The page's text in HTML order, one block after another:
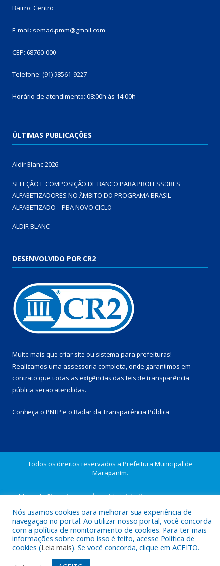
Bairro: Centro
E-mail: semad.pmm@gmail.com
CEP: 68760-000
Telefone: (91) 98561-9227
Horário de atendimento: 08:00h às 14:00h
ÚLTIMAS PUBLICAÇÕES
Aldir Blanc 2026
SELEÇÃO E COMPOSIÇÃO DE BANCO PARA PROFESSORES
ALFABETIZADORES NO ÂMBITO DO PROGRAMA BRASIL
ALFABETIZADO – PBA NOVO CICLO
ALDIR BLANC
DESENVOLVIDO POR CR2
Muito mais que criar site ou sistema para prefeituras!
Realizamos uma assessoria completa, onde garantimos em
contrato que todas as exigências das leis de transparência
pública serão atendidas.
Conheça o PNTP e o Radar da Transparência Pública
Todos os direitos reservados a Prefeitura Municipal de
Marapanim.
Mapa do Site
Acessar Área Administrativa
Nós usamos cookies para melhorar sua experiência de
navegação no portal. Ao utilizar nosso portal, você concorda
com a política de monitoramento de cookies. Para ter mais
informações sobre como isso é feito, acesse Política de
cookies (Leia mais). Se você concorda, clique em ACEITO.